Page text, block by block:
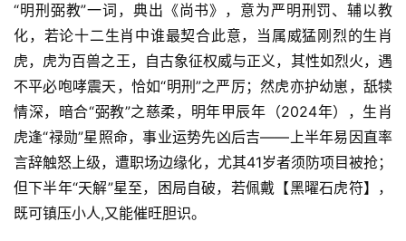
“明刑弼教”一词，典出《尚书》，意为严明刑罚、辅以教
化，若论十二生肖中谁最契合此意，当属威猛刚烈的生肖
虎，虎为百兽之王，自古象征权威与正义，其性如烈火，遇
不平必咆哮震天，恰如“明刑”之严厉；然虎亦护幼崽，舐犊
情深，暗合“弼教”之慈柔，明年甲辰年（2024年），生肖
虎逢“禄勋”星照命，事业运势先凶后吉——上半年易因直率
言辞触怒上级，遭职场边缘化，尤其41岁者须防项目被抢；
但下半年“天解”星至，困局自破，若佩戴【黑曜石虎符】，
既可镇压小人,又能催旺胆识。